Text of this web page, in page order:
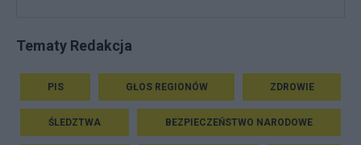
Tematy Redakcja
PIS GŁOS REGIONÓW ZDROWIE
ŚLEDZTWA BEZPIECZEŃSTWO NARODOWE